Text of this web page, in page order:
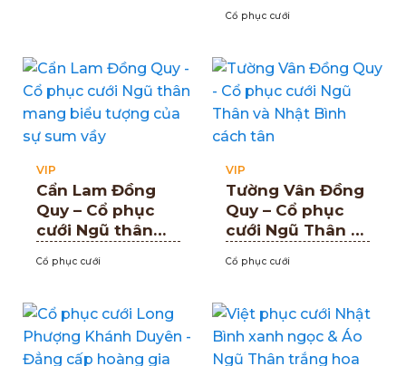
nhạt & Ngũ Thân
Cổ phục cưới
VIP
Cẩn Lam Đồng
Quy – Cổ phục
cưới Ngũ thân
của sự sum vầy
Cổ phục cưới
VIP
Tường Vân Đồng
Quy – Cổ phục
cưới Ngũ Thân và
tân
Cổ phục cưới